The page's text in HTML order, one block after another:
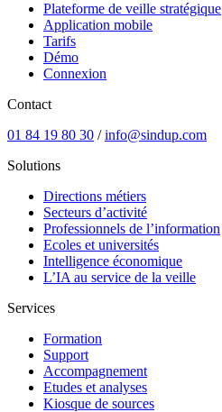
Plateforme de veille stratégique
Application mobile
Tarifs
Démo
Connexion
Contact
01 84 19 80 30 /info@sindup.com
Solutions
Directions métiers
Secteurs d’activité
Professionnels de l’information
Ecoles et universités
Intelligence économique
L’IA au service de la veille
Services
Formation
Support
Accompagnement
Etudes et analyses
Kiosque de sources